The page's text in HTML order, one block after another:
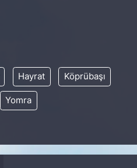
Hayrat Köprübaşı
Yomra